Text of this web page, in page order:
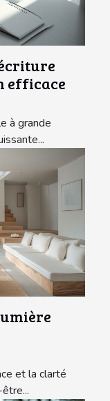
efficace
à grande
et la clarté